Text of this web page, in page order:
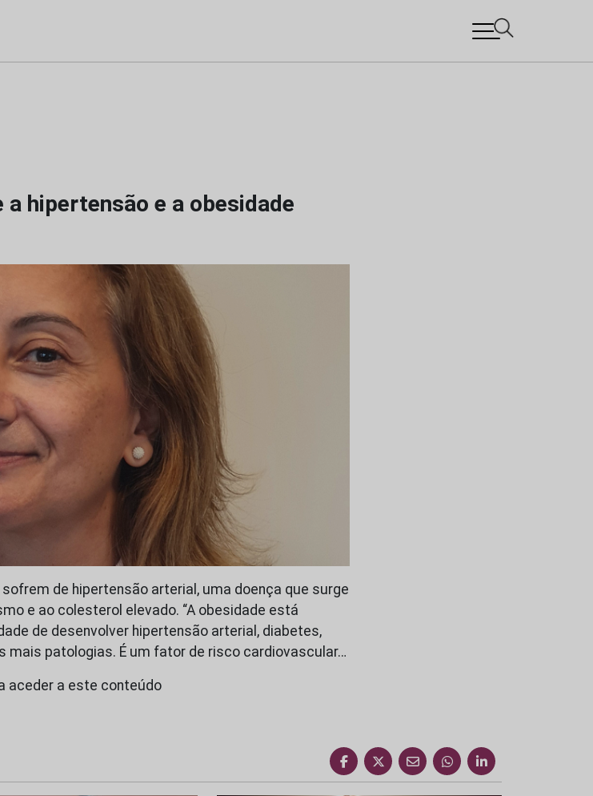
hipertensão e a obesidade
de hipertensão arterial, uma doença que surge
e ao colesterol elevado. “A obesidade está
de desenvolver hipertensão arterial, diabetes,
mais patologias. É um fator de risco cardiovascular…
aceder a este conteúdo